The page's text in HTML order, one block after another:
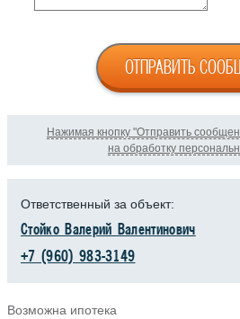
ОТПРАВИТЬ
Нажимая кнопку "Отправить
на обработку
Ответственный за объект:
Стойко Валерий Валентинович
+7 (960) 983-3149
Возможна ипотека